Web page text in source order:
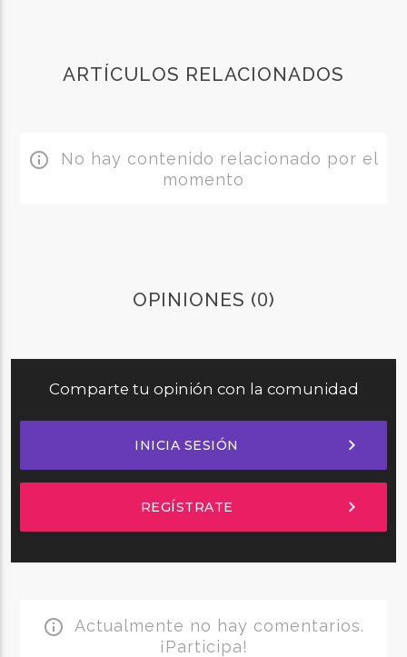
ARTÍCULOS RELACIONADOS
info_outline No hay contenido relacionado por el
momento
OPINIONES (0)
Comparte tu opinión con la comunidad
INICIA SESIÓN chevron_right
REGÍSTRATE chevron_right
info_outline Actualmente no hay comentarios.
¡Participa!